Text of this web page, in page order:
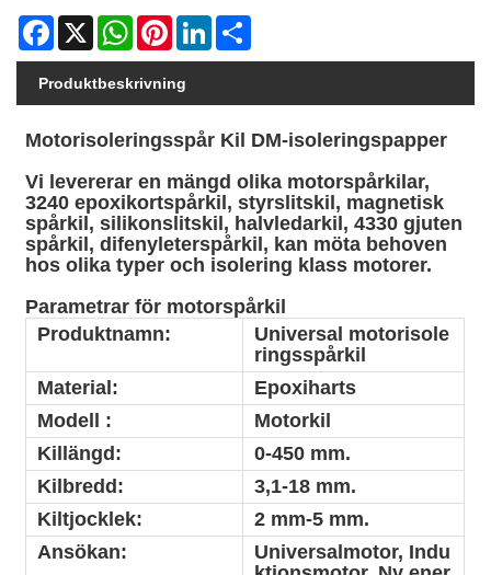
Facebook
X WhatsAppPinterestLinkedIn
Produktbeskrivning
Motorisoleringsspår Kil DM-isoleringspapper
Vi levererar en mängd olika motorspårkilar,
3240 epoxikortspårkil, styrslitskil, magnetisk
spårkil, silikonslitskil, halvledarkil, 4330 gjuten
spårkil, difenyleterspårkil, kan möta behoven
hos olika typer och isolering klass motorer.
Parametrar för motorspårkil
Produktnamn:
Universal motorisole
ringsspårkil
Material:
Epoxiharts
Modell :
Motorkil
Killängd:
0-450 mm.
Kilbredd:
3,1-18 mm.
Kiltjocklek:
2 mm-5 mm.
Ansökan:
Universalmotor, Indu